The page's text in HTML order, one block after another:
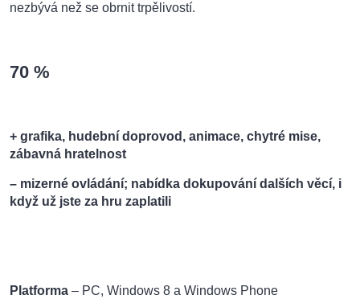
nezbývá než se obrnit trpělivostí.
70 %
+ grafika, hudební doprovod, animace, chytré mise,
zábavná hratelnost
– mizerné ovládání; nabídka dokupování dalších věcí, i
když už jste za hru zaplatili
Platforma – PC, Windows 8 a Windows Phone